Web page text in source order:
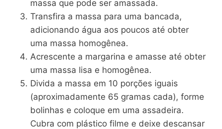
massa que pode ser amassada.
Transfira a massa para uma bancada,
adicionando água aos poucos até obter
uma massa homogênea.
Acrescente a margarina e amasse até obter
uma massa lisa e homogênea.
Divida a massa em 10 porções iguais
(aproximadamente 65 gramas cada), forme
bolinhas e coloque em uma assadeira.
Cubra com plástico filme e deixe descansar